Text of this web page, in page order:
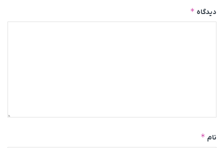
دیدگاه *
نام *